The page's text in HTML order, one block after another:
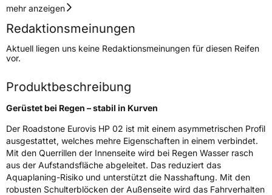
Geschwindigkeitsindex
Höchstgeschwindigkeit
210 km/h
Lastindex91
Höchstlast615 kg
Gewicht (in kg)
Generelle Merkmale
FahrzeugtypPKW
VerwendungSommerreifen
ModellnameEurovis HP02
mehr anzeigen
Redaktionsmeinungen
Aktuell liegen uns keine Redaktionsmeinungen für diesen Reifen
vor.
Produktbeschreibung
Gerüstet bei Regen – stabil in Kurven
Der Roadstone Eurovis HP 02 ist mit einem asymmetrischen Profil
ausgestattet, welches mehre Eigenschaften in einem verbindet.
Mit den Querrillen der Innenseite wird bei Regen Wasser rasch
aus der Aufstandsfläche abgeleitet. Das reduziert das
Aquaplaning-Risiko und unterstützt die Nasshaftung. Mit den
robusten Schulterblöcken der Außenseite wird das Fahrverhalten